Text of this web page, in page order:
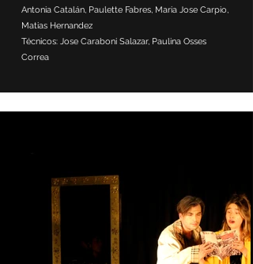
Antonia Catalán, Paulette Fabres, Maria Jose Carpio,
Matias Hernandez
Técnicos: Jose Caraboni Salazar, Paulina Osses
Correa